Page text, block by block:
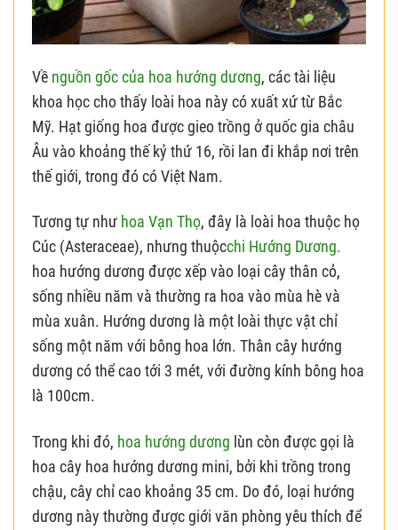
Về nguồn gốc của hoa hướng dương, các tài liệu
khoa học cho thấy loài hoa này có xuất xứ từ Bắc
Mỹ. Hạt giống hoa được gieo trồng ở quốc gia châu
Âu vào khoảng thế kỷ thứ 16, rồi lan đi khắp nơi trên
thế giới, trong đó có Việt Nam.
Tương tự như hoa Vạn Thọ, đây là loài hoa thuộc họ
Cúc (Asteraceae), nhưng thuộcchi Hướng Dương.
hoa hướng dương được xếp vào loại cây thân cỏ,
sống nhiều năm và thường ra hoa vào mùa hè và
mùa xuân. Hướng dương là một loài thực vật chỉ
sống một năm với bông hoa lớn. Thân cây hướng
dương có thể cao tới 3 mét, với đường kính bông hoa
là 100cm.
Trong khi đó, hoa hướng dương lùn còn được gọi là
hoa cây hoa hướng dương mini, bởi khi trồng trong
chậu, cây chỉ cao khoảng 35 cm. Do đó, loại hướng
dương này thường được giới văn phòng yêu thích để